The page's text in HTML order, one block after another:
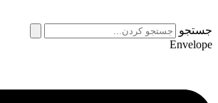
جستجو
Envelope